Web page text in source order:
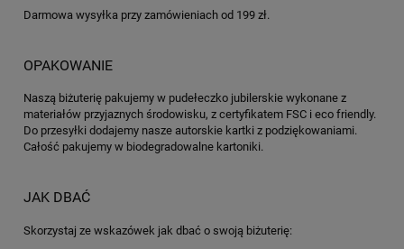
Darmowa wysyłka przy zamówieniach od 199 zł.
OPAKOWANIE
Naszą biżuterię pakujemy w pudełeczko jubilerskie wykonane z
materiałów przyjaznych środowisku, z certyfikatem FSC i eco friendly.
Do przesyłki dodajemy nasze autorskie kartki z podziękowaniami.
Całość pakujemy w biodegradowalne kartoniki.
JAK DBAĆ
Skorzystaj ze wskazówek jak dbać o swoją biżuterię: